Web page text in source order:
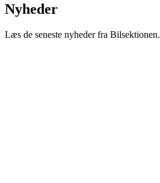
Nyheder
Læs de seneste nyheder fra Bilsektionen.